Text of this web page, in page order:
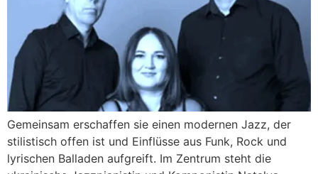
Gemeinsam erschaffen sie einen modernen Jazz, der
stilistisch offen ist und Einflüsse aus Funk, Rock und
lyrischen Balladen aufgreift. Im Zentrum steht die